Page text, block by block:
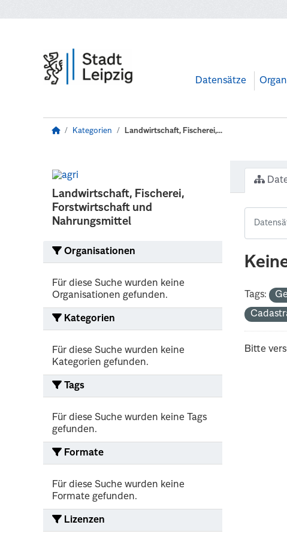
Datensätze
Kategorien Landwirtschaft, Fischerei,...
Landwirtschaft, Fischerei,
Forstwirtschaft und
Nahrungsmittel
Organisationen
Für diese Suche wurden keine
Organisationen gefunden.
Kategorien
Für diese Suche wurden keine
Kategorien gefunden.
Tags
Für diese Suche wurden keine Tags
gefunden.
Formate
Für diese Suche wurden keine
Formate gefunden.
Lizenzen
Tags:
Bitte